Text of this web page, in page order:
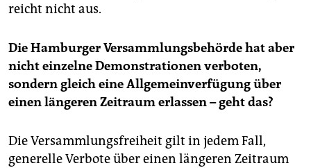
reicht nicht aus.
Die Hamburger Versammlungsbehörde hat aber
nicht einzelne Demonstrationen verboten,
sondern gleich eine Allgemeinverfügung über
einen längeren Zeitraum erlassen – geht das?
Die Versammlungsfreiheit gilt in jedem Fall,
generelle Verbote über einen längeren Zeitraum